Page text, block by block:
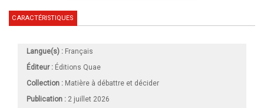
CARACTÉRISTIQUES
Langue(s) : Français
Éditeur : Éditions Quae
Collection : Matière à débattre et décider
Publication : 2 juillet 2026